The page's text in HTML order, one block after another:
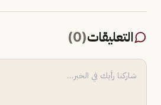
التعليقات(
0
)